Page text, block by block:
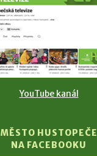
YouTube kanál
MĚSTO HUSTOPEČE
NA FACEBOOKU